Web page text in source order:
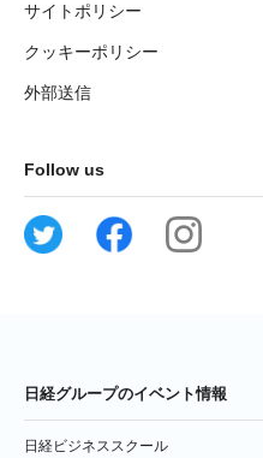
サイトポリシー
クッキーポリシー
外部送信
Follow us
日経グループのイベント情報
日経ビジネススクール